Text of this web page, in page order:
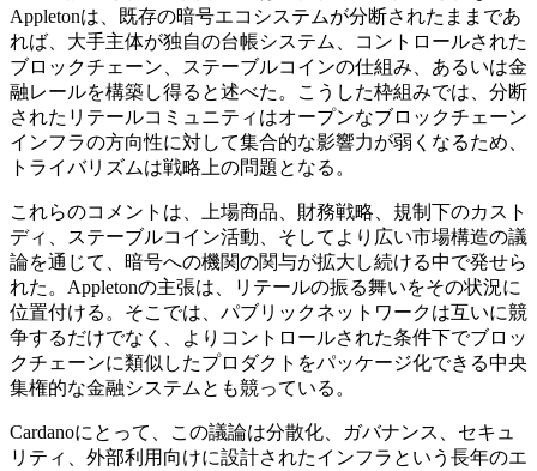
Appletonは、既存の暗号エコシステムが分断されたままであ
れば、大手主体が独自の台帳システム、コントロールされた
ブロックチェーン、ステーブルコインの仕組み、あるいは金
融レールを構築し得ると述べた。こうした枠組みでは、分断
されたリテールコミュニティはオープンなブロックチェーン
インフラの方向性に対して集合的な影響力が弱くなるため、
トライバリズムは戦略上の問題となる。
これらのコメントは、上場商品、財務戦略、規制下のカスト
ディ、ステーブルコイン活動、そしてより広い市場構造の議
論を通じて、暗号への機関の関与が拡大し続ける中で発せら
れた。Appletonの主張は、リテールの振る舞いをその状況に
位置付ける。そこでは、パブリックネットワークは互いに競
争するだけでなく、よりコントロールされた条件下でブロッ
クチェーンに類似したプロダクトをパッケージ化できる中央
集権的な金融システムとも競っている。
Cardanoにとって、この議論は分散化、ガバナンス、セキュ
リティ、外部利用向けに設計されたインフラという長年のエ